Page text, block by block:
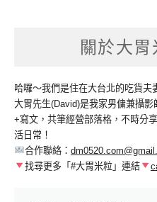
關於大
哈囉～我們是住在大台北的吃貨夫
大胃先生(David)是我家男傭兼攝
+寫文，共筆經營部落格，不時分
活日常！
合作聯絡：
找尋更多「#大胃米粒」連結